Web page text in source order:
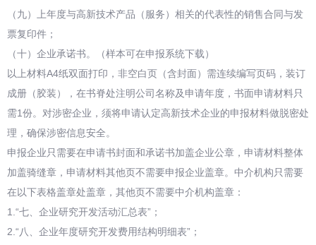
（九）上年度与高新技术产品（服务）相关的代表性的销售合同与发
票复印件；
（十）企业承诺书。（样本可在申报系统下载）
以上材料A4纸双面打印，非空白页（含封面）需连续编写页码，装订
成册（胶装），在书脊处注明公司名称及申请年度，书面申请材料只
需1份。对涉密企业，须将申请认定高新技术企业的申报材料做脱密处
理，确保涉密信息安全。
申报企业只需要在申请书封面和承诺书加盖企业公章，申请材料整体
加盖骑缝章，申请材料其他页不需要申报企业盖章。中介机构只需要
在以下表格盖章处盖章，其他页不需要中介机构盖章：
1.“七、企业研究开发活动汇总表”；
2.“八、企业年度研究开发费用结构明细表”；